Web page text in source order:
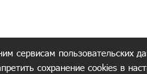
сервисам
сохранение cookies в